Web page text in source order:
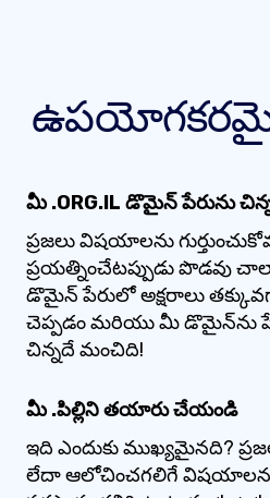
మీ .ORG.IL డొమైన్ పేరును
ప్రజలు విషయాలను
ప్రయత్నించేటప్పుడు పొడవు
డొమైన్ పేరులో అక్షరాలు
చెప్పడం మరియు మీ డొమైన్‌ను
చిన్నదే మంచిది!
మీ .పిల్లిని తయారు చేయండి
ఇది ఎందుకు ముఖ్యమైనది?
లేదా ఆలోచించగలిగే విషయాలను